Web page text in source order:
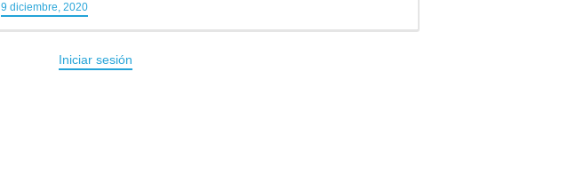
9 diciembre, 2020
Iniciar sesión